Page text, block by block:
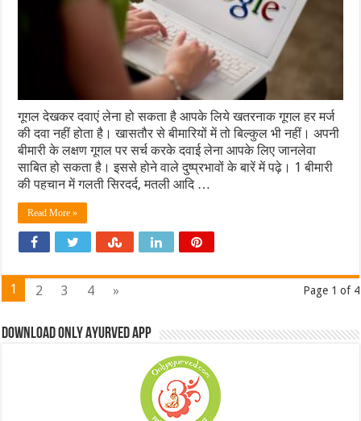
गूगल देखकर दवाएं लेना हो सकता है आपके लिये खतरनाक गूगल हर मर्ज
की दवा नहीं होता है। खासतौर से बीमारियों में तो बिल्कुल भी नहीं। अपनी
बीमारी के लक्षण गूगल पर सर्च करके दवाई लेना आपके लिए जानलेवा
साबित हो सकता है। इससे होने वाले दुष्प्रभावों के बारें में पढ़े। 1 बीमारी
की पहचान में गलती सिरदर्द, मतली आदि …
Read More »
Page 1 of 4
1 2 3 4 »
Download Only Ayurved App